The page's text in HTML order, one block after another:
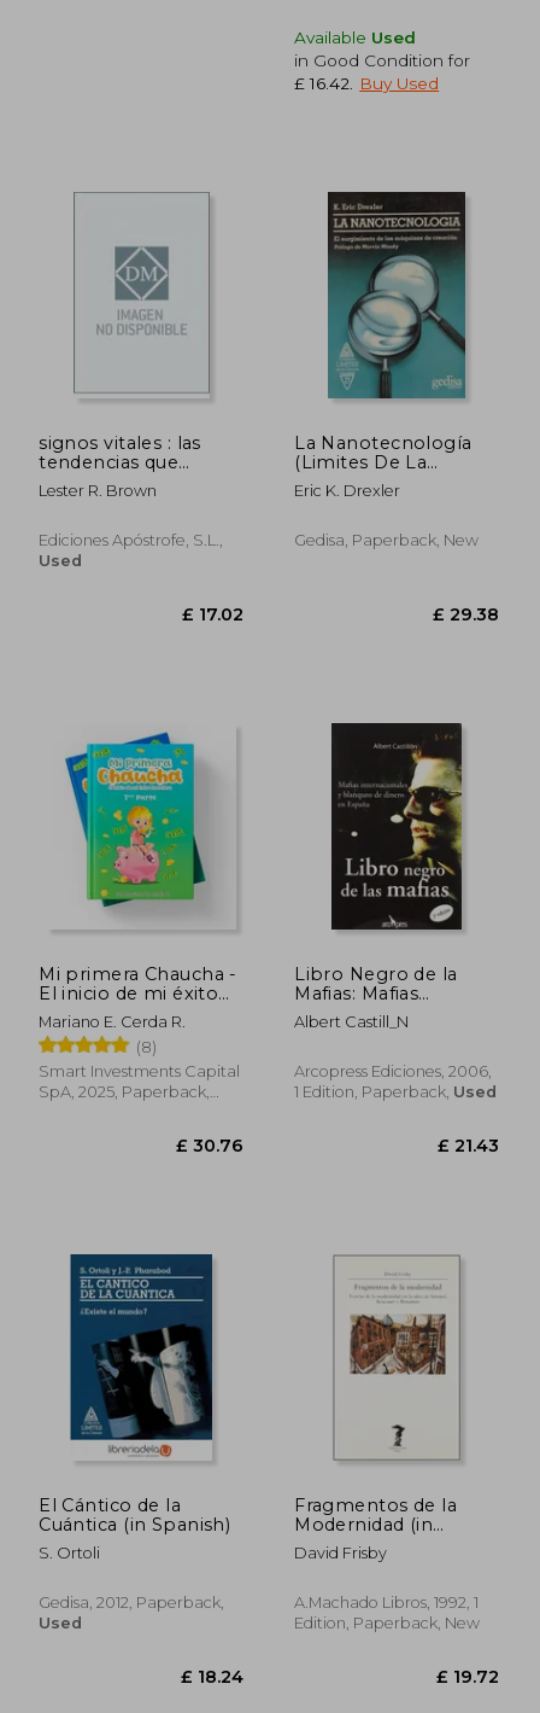
Available Used
in Good Condition for
£ 16.42
Buy Used
signos vitales : las
tendencias que
moldean nuestro
futuro (in Spanish)
Lester R. Brown
Ediciones Apóstrofe, S.l.,
Used
La Nanotecnología
(Limites De La
Ciencia) (in Spanish)
Eric K. Drexler
Gedisa, Paperback, New
Mi primera Chaucha -
El inicio de mi éxito
financiero | Obra
Completa (in
Spanish)
Mariano E. Cerda R.
(8)
Smart Investments Capital
SpA, 2025, Paperback,
Libro Negro de la
Mafias: Mafias
Internacionales en
Espa–A (in Spanish)
Albert Castill_N
Arcopress Ediciones, 2006,
1 Edition, Paperback, Used
El Cántico de la
Cuántica (in Spanish)
S. Ortoli
Gedisa, 2012, Paperback,
Used
Fragmentos de la
Modernidad (in
Spanish)
David Frisby
A.Machado Libros, 1992, 1
Edition, Paperback, New